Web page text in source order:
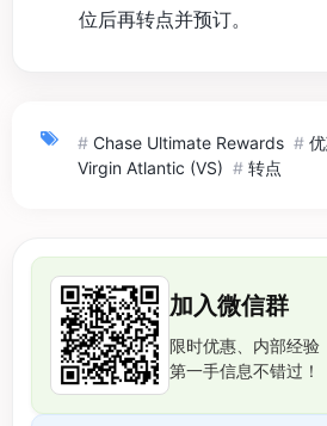
位后再转点并预订。
# Chase Ultimate Rewards #
Virgin Atlantic (VS) # 转点
加入微信群
限时优惠、内部经验
第一手信息不错过！